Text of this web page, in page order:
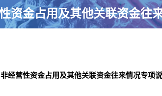
资金占用及其他关联资金往
经营性资金占用及其他关联资金往来情况专项